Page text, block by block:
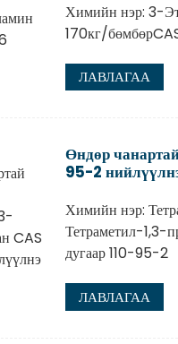
Химийн нэр: 3-
170кг/
ЛАВЛАГАА
Өндөр
95-2
Химийн нэр:
Тетраметил-1,3-
дугаар 110-95-2
ЛАВЛАГАА